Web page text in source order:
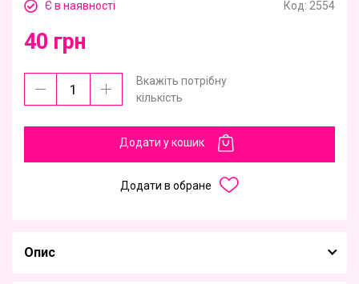
Є в наявності Код: 2554
40 грн
Вкажіть потрібну
кількість
Додати у кошик
Додати в обране
Опис